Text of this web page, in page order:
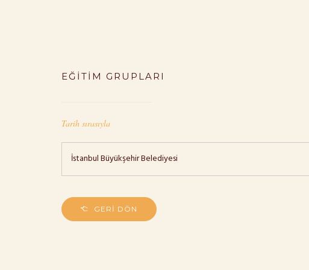
EĞITIM GRUPLARI
Tarih sırasıyla
İstanbul Büyükşehir Belediyesi
GERI DÖN